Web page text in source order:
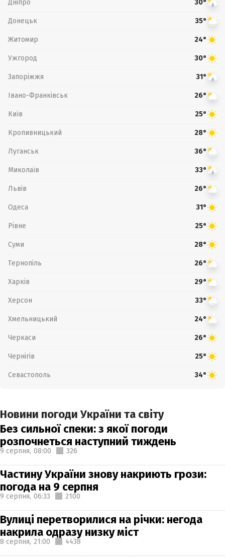
Дніпро 30°
Донецьк 35°
Житомир 24°
Ужгород 30°
Запоріжжя 31°
Івано-Франківськ 26°
Київ 25°
Кропивницький 28°
Луганськ 36°
Миколаїв 33°
Львів 26°
Одеса 31°
Рівне 25°
Суми 28°
Тернопіль 26°
Харків 29°
Херсон 33°
Хмельницький 24°
Черкаси 26°
Чернігів 25°
Севастополь 34°
Новини погоди України та світу
Без сильної спеки: з якої погоди
розпочнеться наступний тиждень
9 серпня, 08:00 326
Частину України знову накриють грози:
погода на 9 серпня
9 серпня, 06:33 2100
Вулиці перетворилися на річки: негода
накрила одразу низку міст
8 серпня, 21:00 4438